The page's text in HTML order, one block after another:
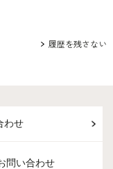
履歴を残さない
わせ
問い合わせ